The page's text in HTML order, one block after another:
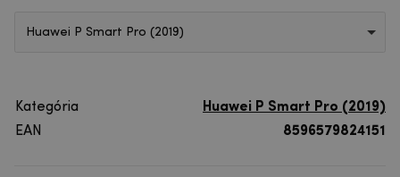
Huawei P Smart Pro (2019)
Kategória
Huawei P Smart Pro (2019)
EAN
8596579824151